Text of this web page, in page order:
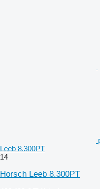
Leeb 8.300PT
14
Horsch Leeb 8.300PT